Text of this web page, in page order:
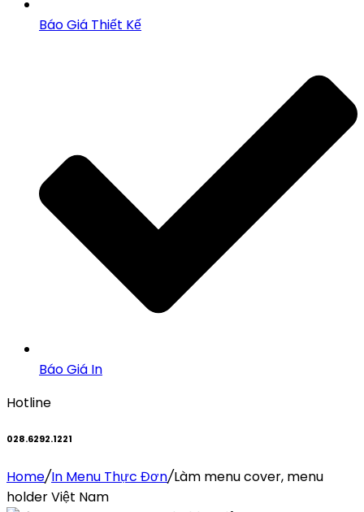
Báo Giá Thiết Kế
Báo Giá In
Hotline
028.6292.1221
Home/In Menu Thực Đơn/Làm menu cover, menu
holder Việt Nam